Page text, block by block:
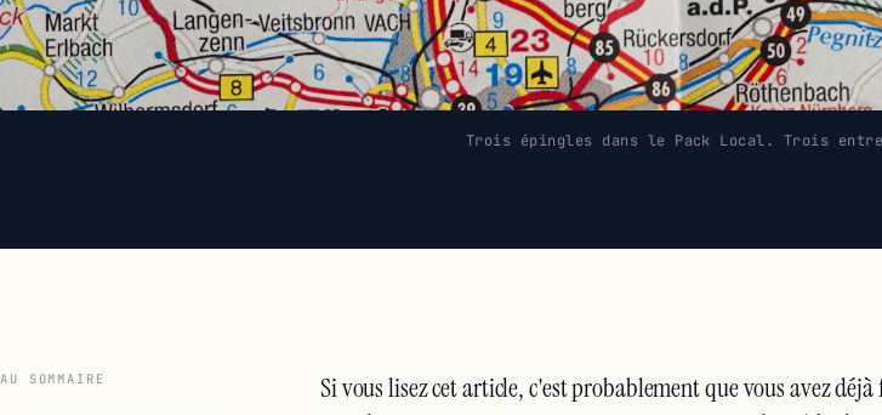
Trois épingles dans le Pack Local. Trois
AU SOMMAIRE
Si vous lisez cet article, c'est probablement que vous avez